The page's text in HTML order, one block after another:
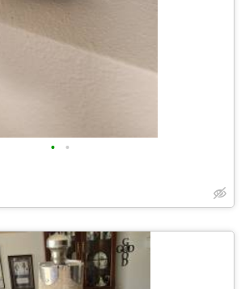
• •